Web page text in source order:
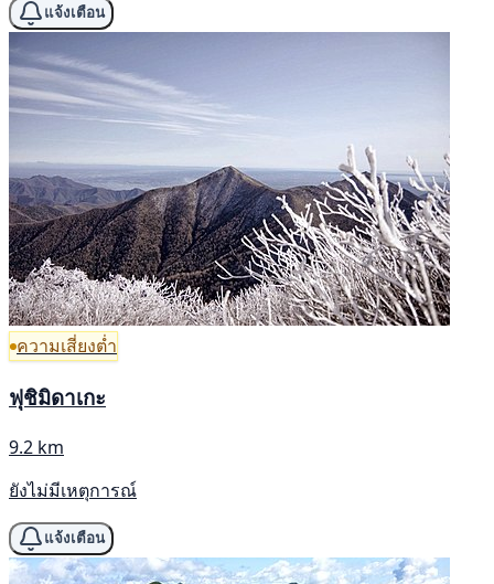
แจ้งเตือน
ความเสี่ยงต่ำ
ฟุชิมิดาเกะ
9.2 km
ยังไม่มีเหตุการณ์
แจ้งเตือน